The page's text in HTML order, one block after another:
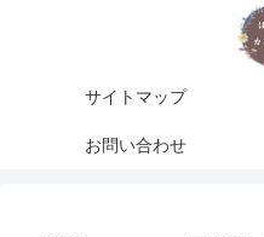
サイトマップ
お問い合わせ